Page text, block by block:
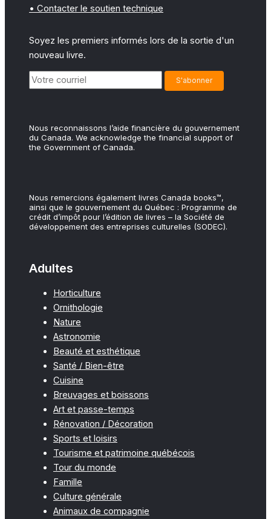
• Contacter le soutien technique
Soyez les premiers informés lors de la sortie d'un
nouveau livre.
Nous reconnaissons l’aide financière du gouvernement
du Canada. We acknowledge the financial support of
the Government of Canada.
Nous remercions également livres Canada books™,
ainsi que le gouvernement du Québec : Programme de
crédit d’impôt pour l’édition de livres – la Société de
développement des entreprises culturelles (SODEC).
Adultes
Horticulture
Ornithologie
Nature
Astronomie
Beauté et esthétique
Santé / Bien-être
Cuisine
Breuvages et boissons
Art et passe-temps
Rénovation / Décoration
Sports et loisirs
Tourisme et patrimoine québécois
Tour du monde
Famille
Culture générale
Animaux de compagnie